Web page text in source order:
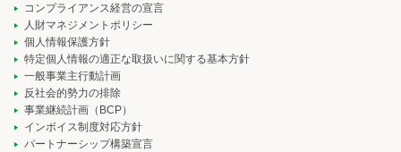
コンプライアンス経営の宣言
人財マネジメントポリシー
個人情報保護方針
特定個人情報の適正な取扱いに関する基本方針
一般事業主行動計画
反社会的勢力の排除
事業継続計画（BCP）
インボイス制度対応方針
パートナーシップ構築宣言